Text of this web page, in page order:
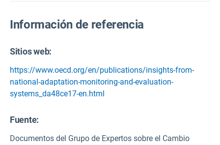
Información de referencia
Sitios web:
https://www.oecd.org/en/publications/insights-from-
national-adaptation-monitoring-and-evaluation-
systems_da48ce17-en.html
Fuente:
Documentos del Grupo de Expertos sobre el Cambio